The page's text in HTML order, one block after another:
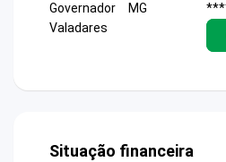
Governador
Valadares
MG
Situação financeira